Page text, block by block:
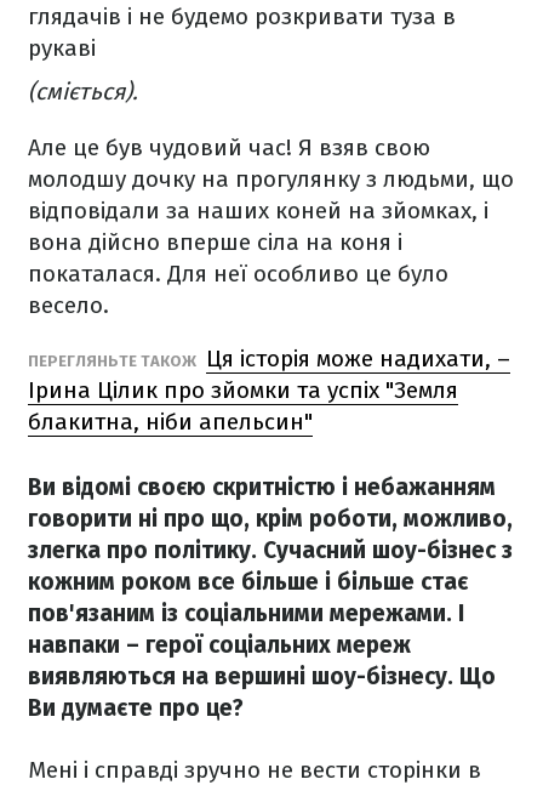
глядачів і не будемо розкривати туза в
рукаві
(сміється).
Але це був чудовий час! Я взяв свою
молодшу дочку на прогулянку з людьми, що
відповідали за наших коней на зйомках, і
вона дійсно вперше сіла на коня і
покаталася. Для неї особливо це було
весело.
ПЕРЕГЛЯНЬТЕ ТАКОЖ
Ця історія може надихати, –
Ірина Цілик про зйомки та успіх "Земля
блакитна, ніби апельсин"
Ви відомі своєю скритністю і небажанням
говорити ні про що, крім роботи, можливо,
злегка про політику. Сучасний шоу-бізнес з
кожним роком все більше і більше стає
пов'язаним із соціальними мережами. І
навпаки – герої соціальних мереж
виявляються на вершині шоу-бізнесу. Що
Ви думаєте про це?
Мені і справді зручно не вести сторінки в